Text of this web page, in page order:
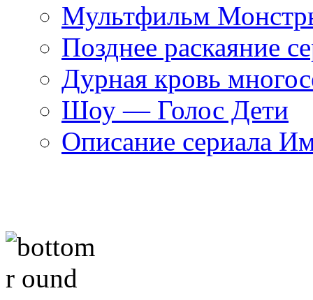
Мультфильм
Позднее раскаяние
Дурная кровь
Шоу — Голос Дети
Описание сериала